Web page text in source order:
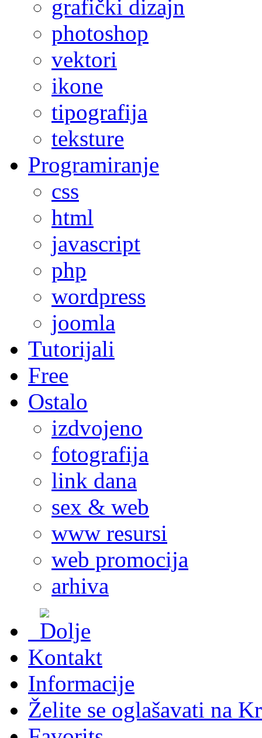
grafički dizajn
photoshop
vektori
ikone
tipografija
teksture
Programiranje
css
html
javascript
php
wordpress
joomla
Tutorijali
Free
Ostalo
izdvojeno
fotografija
link dana
sex & web
www resursi
web promocija
arhiva
Kontakt
Informacije
Želite se oglašavati na